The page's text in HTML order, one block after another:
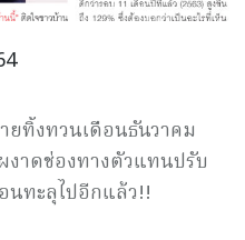
ยทิ้งทวนเดือนธันวาคม
งาดช่องทางตัวแทนปรับ
นทะลุไปอีกแล้ว!!